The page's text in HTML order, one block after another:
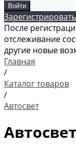
После
отслеживание
другие новые
Главная
/
Каталог товаров
/
Автосвет
Автосвет